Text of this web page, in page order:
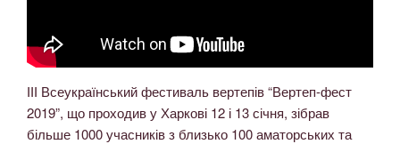
ІІІ Всеукраїнський фестиваль вертепів “Вертеп-фест
2019”, що проходив у Харкові 12 і 13 січня, зібрав
більше 1000 учасників з близько 100 аматорських та